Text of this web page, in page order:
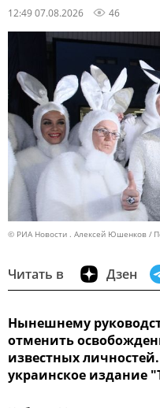
12:49 07.08.2026 46
© РИА Новости . Алексей Юшенков
Читать в Дзен
Нынешнему
отменить
известных
украинское издание